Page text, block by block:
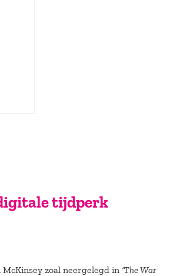
tijdperk
zoal neergelegd in ‘The War